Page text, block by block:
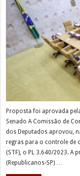
Proposta foi aprovada
Senado A Comissão de
dos Deputados aprovou,
regras para o controle de
(STF), o PL 3.640/2023. A
(Republicanos-SP) …